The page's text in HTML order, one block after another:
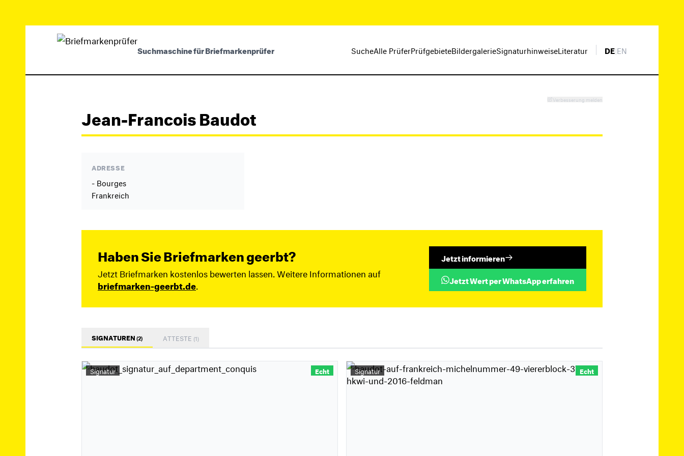
Suchmaschine für Briefmarkenprüfer SucheAlle PrüferPrüfgebieteBildergalerieSignaturhinweiseLiteratur DE|EN
Verbesserung melden
Jean-Francois Baudot
ADRESSE
- Bourges
Frankreich
Haben Sie Briefmarken geerbt?
Jetzt Briefmarken kostenlos bewerten lassen. Weitere Informationen auf
briefmarken-geerbt.de
Jetzt informieren
Jetzt Wert per WhatsApp erfahren
SIGNATUREN(2) ATTESTE (1)
Signatur Echt Signatur Echt